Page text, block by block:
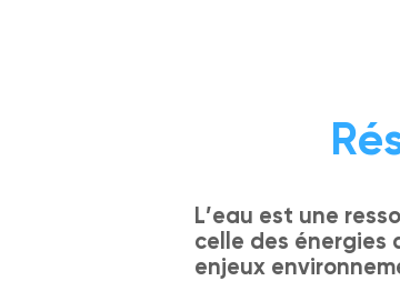
L’eau est une
celle des énergies
enjeux